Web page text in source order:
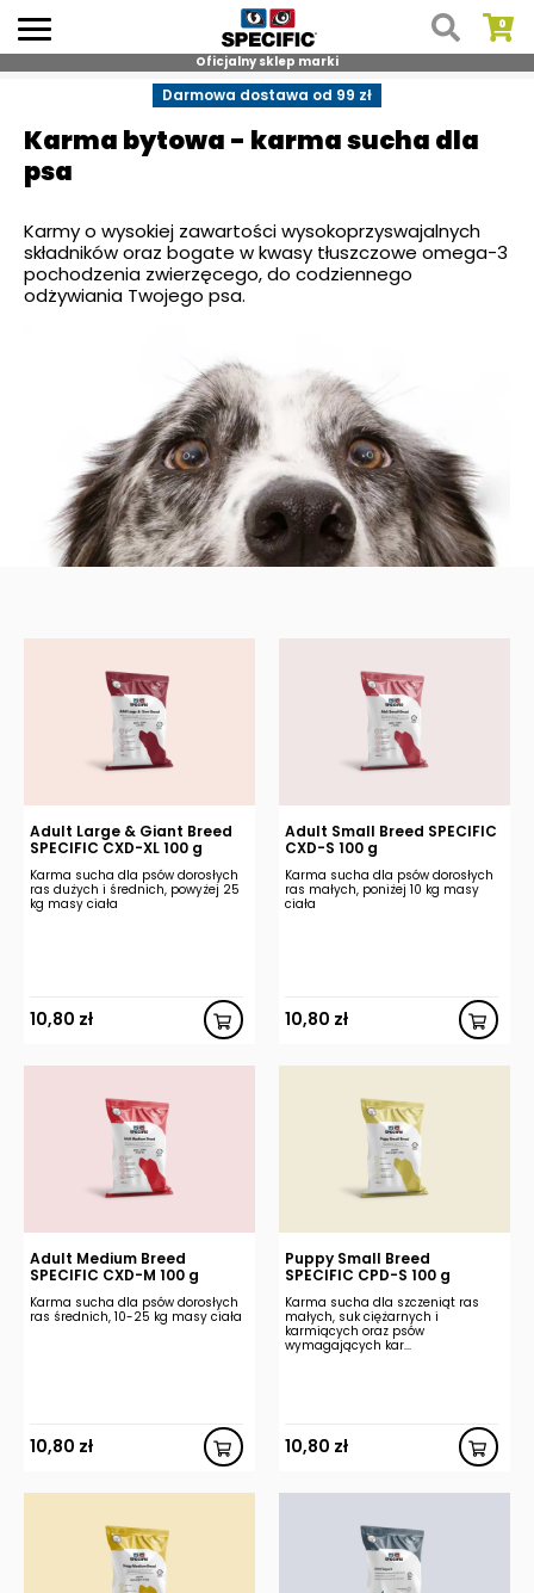
content
Oficjalny sklep marki
Darmowa dostawa od 99 zł
Karma bytowa - karma sucha dla
psa
Karmy o wysokiej zawartości wysokoprzyswajalnych
składników oraz bogate w kwasy tłuszczowe omega-3
pochodzenia zwierzęcego, do codziennego
odżywiania Twojego psa.
Adult Large & Giant Breed
SPECIFIC CXD-XL 100 g
Karma sucha dla psów dorosłych
ras dużych i średnich, powyżej 25
kg masy ciała
10,80 zł
Adult Small Breed SPECIFIC
CXD-S 100 g
Karma sucha dla psów dorosłych
ras małych, poniżej 10 kg masy
ciała
10,80 zł
Adult Medium Breed
SPECIFIC CXD-M 100 g
Karma sucha dla psów dorosłych
ras średnich, 10-25 kg masy ciała
10,80 zł
Puppy Small Breed
SPECIFIC CPD-S 100 g
Karma sucha dla szczeniąt ras
małych, suk ciężarnych i
karmiących oraz psów
wymagających kar...
10,80 zł